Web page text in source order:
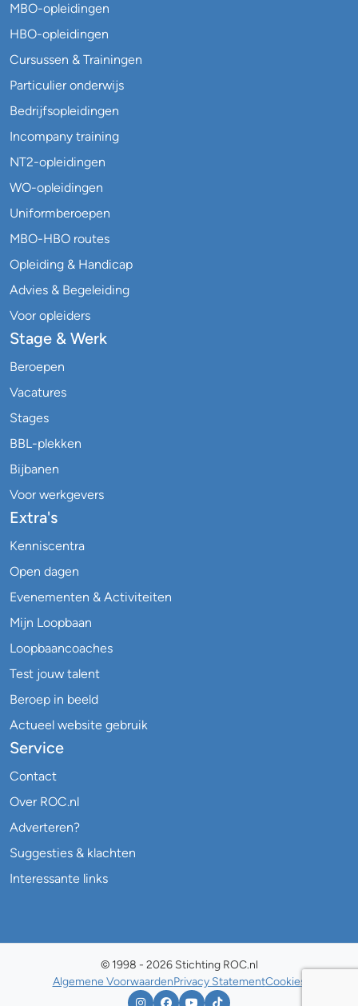
MBO-opleidingen
HBO-opleidingen
Cursussen & Trainingen
Particulier onderwijs
Bedrijfsopleidingen
Incompany training
NT2-opleidingen
WO-opleidingen
Uniformberoepen
MBO-HBO routes
Opleiding & Handicap
Advies & Begeleiding
Voor opleiders
Stage & Werk
Beroepen
Vacatures
Stages
BBL-plekken
Bijbanen
Voor werkgevers
Extra's
Kenniscentra
Open dagen
Evenementen & Activiteiten
Mijn Loopbaan
Loopbaancoaches
Test jouw talent
Beroep in beeld
Actueel website gebruik
Service
Contact
Over ROC.nl
Adverteren?
Suggesties & klachten
Interessante links
© 1998 - 2026 Stichting ROC.nl
Algemene VoorwaardenPrivacy StatementCookies